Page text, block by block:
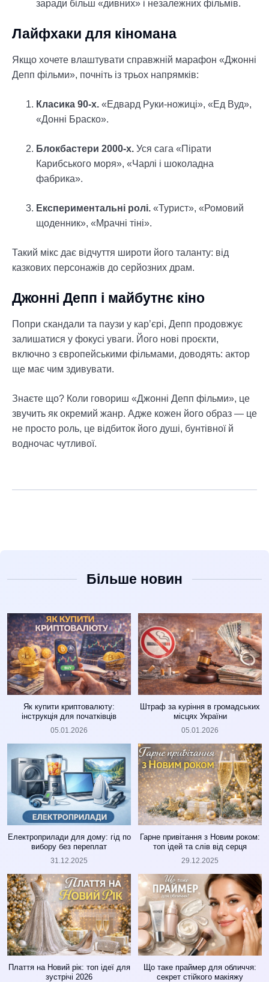
заради більш «дивних» і незалежних фільмів.
Лайфхаки для кіномана
Якщо хочете влаштувати справжній марафон «Джонні
Депп фільми», почніть із трьох напрямків:
Класика 90-х. «Едвард Руки-ножиці», «Ед Вуд»,
«Донні Браско».
Блокбастери 2000-х. Уся сага «Пірати
Карибського моря», «Чарлі і шоколадна
фабрика».
Експериментальні ролі. «Турист», «Ромовий
щоденник», «Мрачні тіні».
Такий мікс дає відчуття широти його таланту: від
казкових персонажів до серйозних драм.
Джонні Депп і майбутнє кіно
Попри скандали та паузи у кар’єрі, Депп продовжує
залишатися у фокусі уваги. Його нові проєкти,
включно з європейськими фільмами, доводять: актор
ще має чим здивувати.
Знаєте що? Коли говориш «Джонні Депп фільми», це
звучить як окремий жанр. Адже кожен його образ — це
не просто роль, це відбиток його душі, бунтівної й
водночас чутливої.
Більше новин
Як купити криптовалюту:
інструкція для початківців
05.01.2026
Штраф за куріння в громадських
місцях України
05.01.2026
Електроприлади для дому: гід по
вибору без переплат
31.12.2025
Гарне привітання з Новим роком:
топ ідей та слів від серця
29.12.2025
Плаття на Новий рік: топ ідеї для
зустрічі 2026
Що таке праймер для обличчя:
секрет стійкого макіяжу